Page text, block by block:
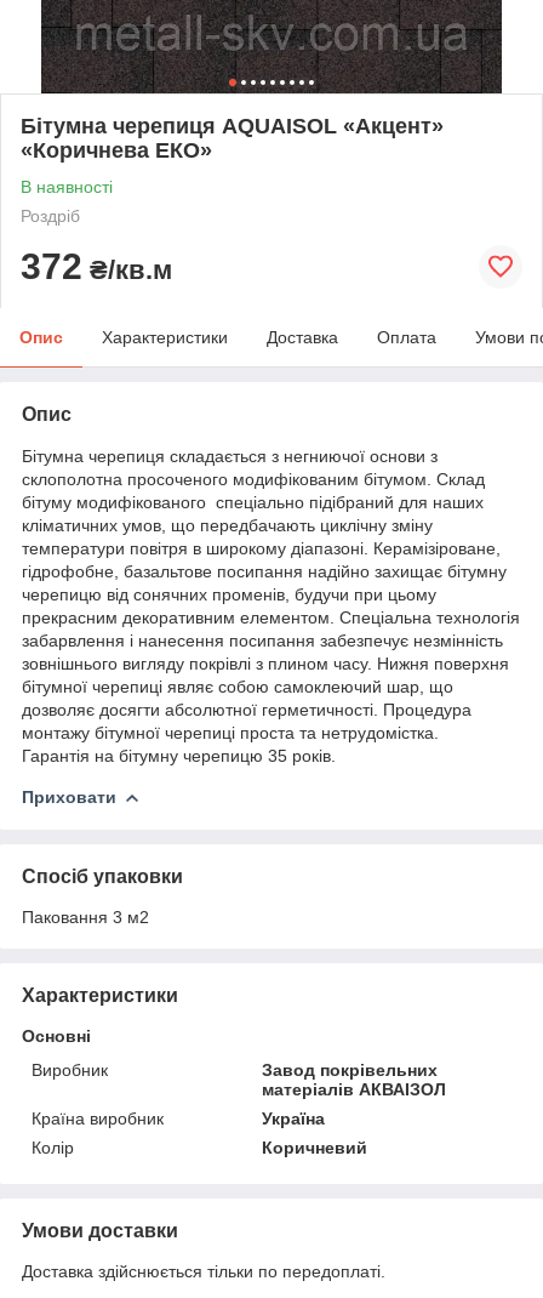
Бітумна черепиця AQUAISOL «Акцент»
«Коричнева ЕКО»
В наявності
Роздріб
372 ₴/кв.м
Опис Характеристики Доставка Оплата Умови
Опис
Бітумна черепиця складається з негниючої основи з
склополотна просоченого модифікованим бітумом. Склад
бітуму модифікованого спеціально підібраний для наших
кліматичних умов, що передбачають циклічну зміну
температури повітря в широкому діапазоні. Керамізіроване,
гідрофобне, базальтове посипання надійно захищає бітумну
черепицю від сонячних променів, будучи при цьому
прекрасним декоративним елементом. Спеціальна технологія
забарвлення і нанесення посипання забезпечує незмінність
зовнішнього вигляду покрівлі з плином часу. Нижня поверхня
бітумної черепиці являє собою самоклеючий шар, що
дозволяє досягти абсолютної герметичності. Процедура
монтажу бітумної черепиці проста та нетрудомістка.
Гарантія на бітумну черепицю 35 років.
Приховати
Спосіб упаковки
Паковання 3 м2
Характеристики
Основні
Виробник
Завод покрівельних
матеріалів АКВАІЗОЛ
Країна виробник
Україна
Колір
Коричневий
Умови доставки
Доставка здійснюється тільки по передоплаті.